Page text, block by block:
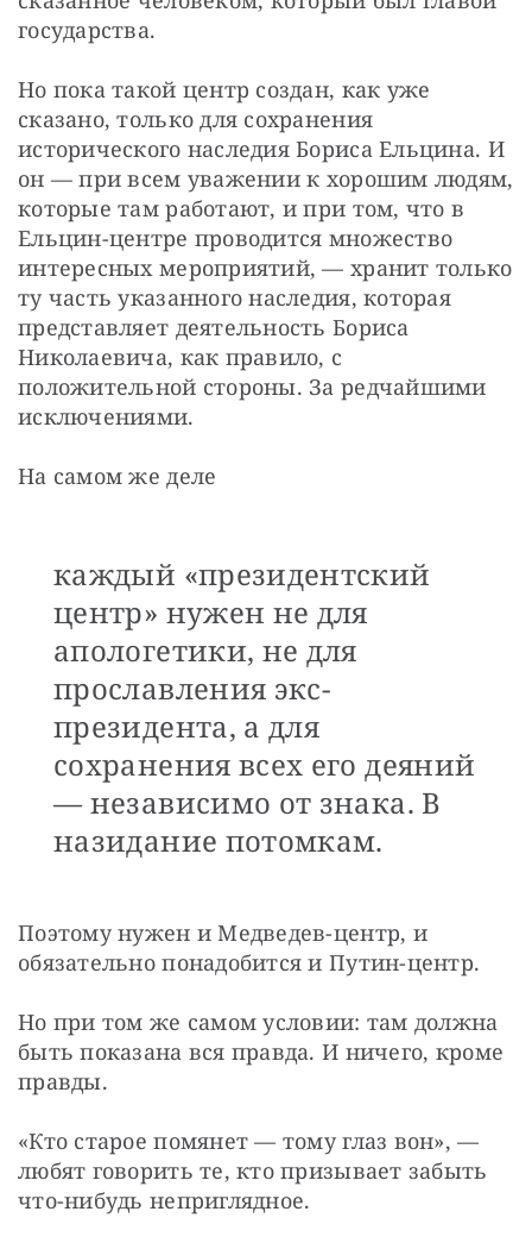
государства.
Но пока такой центр создан, как уже
сказано, только для сохранения
исторического наследия Бориса Ельцина. И
он — при всем уважении к хорошим людям,
которые там работают, и при том, что в
Ельцин-центре проводится множество
интересных мероприятий, — хранит только
ту часть указанного наследия, которая
представляет деятельность Бориса
Николаевича, как правило, с
положительной стороны. За редчайшими
исключениями.
На самом же деле
каждый «президентский
центр» нужен не для
апологетики, не для
прославления экс-
президента, а для
сохранения всех его деяний
— независимо от знака. В
назидание потомкам.
Поэтому нужен и Медведев-центр, и
обязательно понадобится и Путин-центр.
Но при том же самом условии: там должна
быть показана вся правда. И ничего, кроме
правды.
«Кто старое помянет — тому глаз вон», —
любят говорить те, кто призывает забыть
что-нибудь неприглядное.